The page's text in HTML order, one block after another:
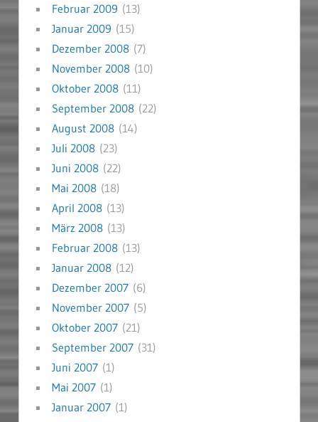
Februar 2009 (13)
Januar 2009 (15)
Dezember 2008(7)
November 2008(10)
Oktober 2008(11)
September 2008(22)
August 2008(14)
Juli 2008(23)
Juni 2008(22)
Mai 2008(18)
April 2008(13)
März 2008(13)
Februar 2008(13)
Januar 2008(12)
Dezember 2007(6)
November 2007(5)
Oktober 2007(21)
September 2007(31)
Juni 2007(1)
Mai 2007(1)
Januar 2007(1)